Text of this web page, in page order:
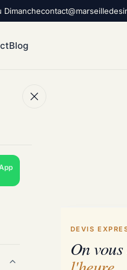
Blog
DEVIS
On